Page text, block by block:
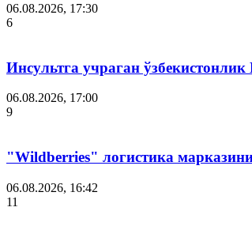
06.08.2026, 17:30
6
Инсультга учраган
06.08.2026, 17:00
9
"Wildberries" логистика
06.08.2026, 16:42
11